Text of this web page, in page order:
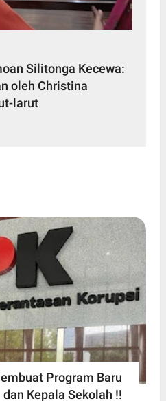
Silitonga Kecewa:
oleh Christina
larut
Program Baru
Kepala Sekolah !!